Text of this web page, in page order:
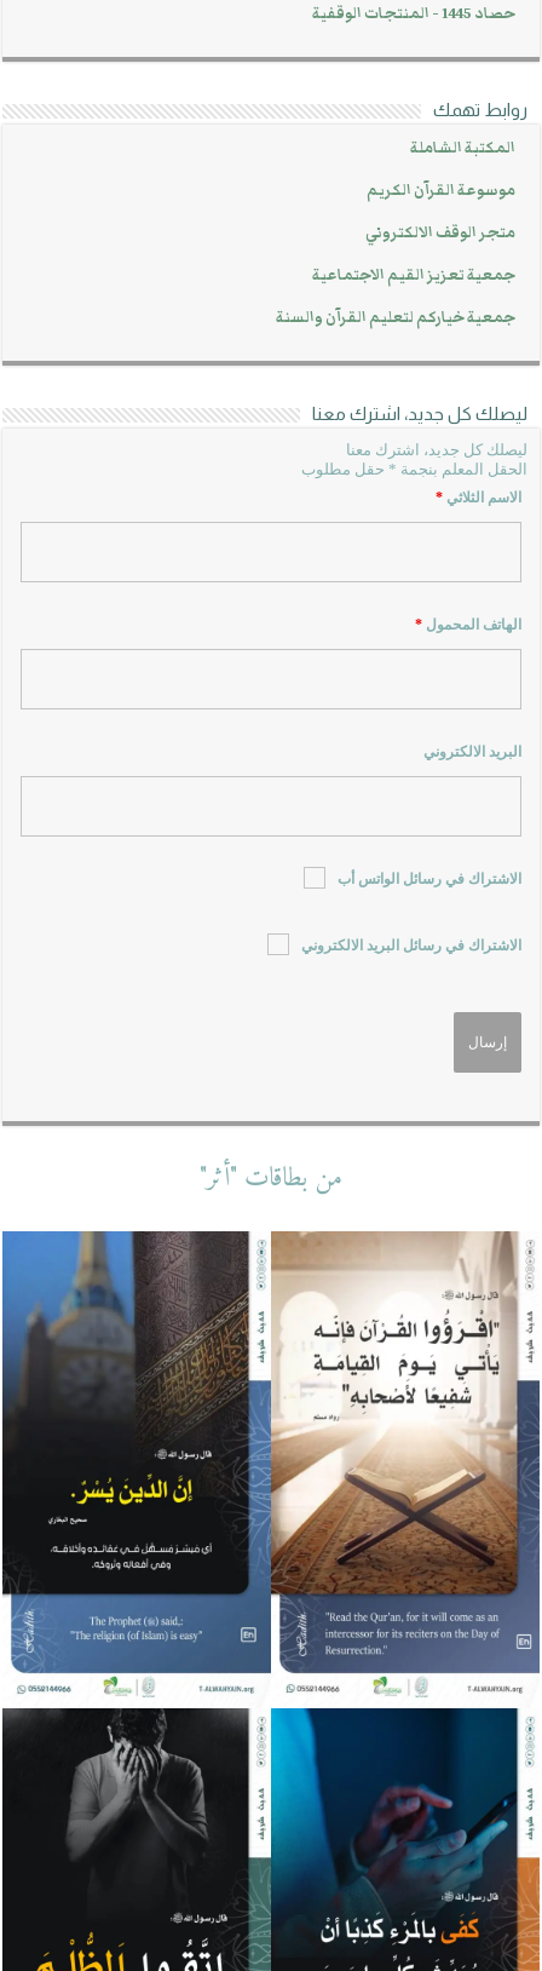
حصاد 1445 - المنتجات الوقفية
روابط تهمك
المكتبة الشاملة
موسوعة القرآن الكريم
متجر الوقف الالكتروني
جمعية تعزيز القيم الاجتماعية
جمعية خياركم لتعليم القرآن والسنة
ليصلك كل جديد، اشترك معنا
ليصلك كل جديد، اشترك معنا
الحقل المعلم بنجمة * حقل مطلوب
الاسم الثلاثي*
الهاتف المحمول*
البريد الالكتروني
الاشتراك في رسائل الواتس أب
الاشتراك في رسائل البريد الالكتروني
من بطاقات "أثر"